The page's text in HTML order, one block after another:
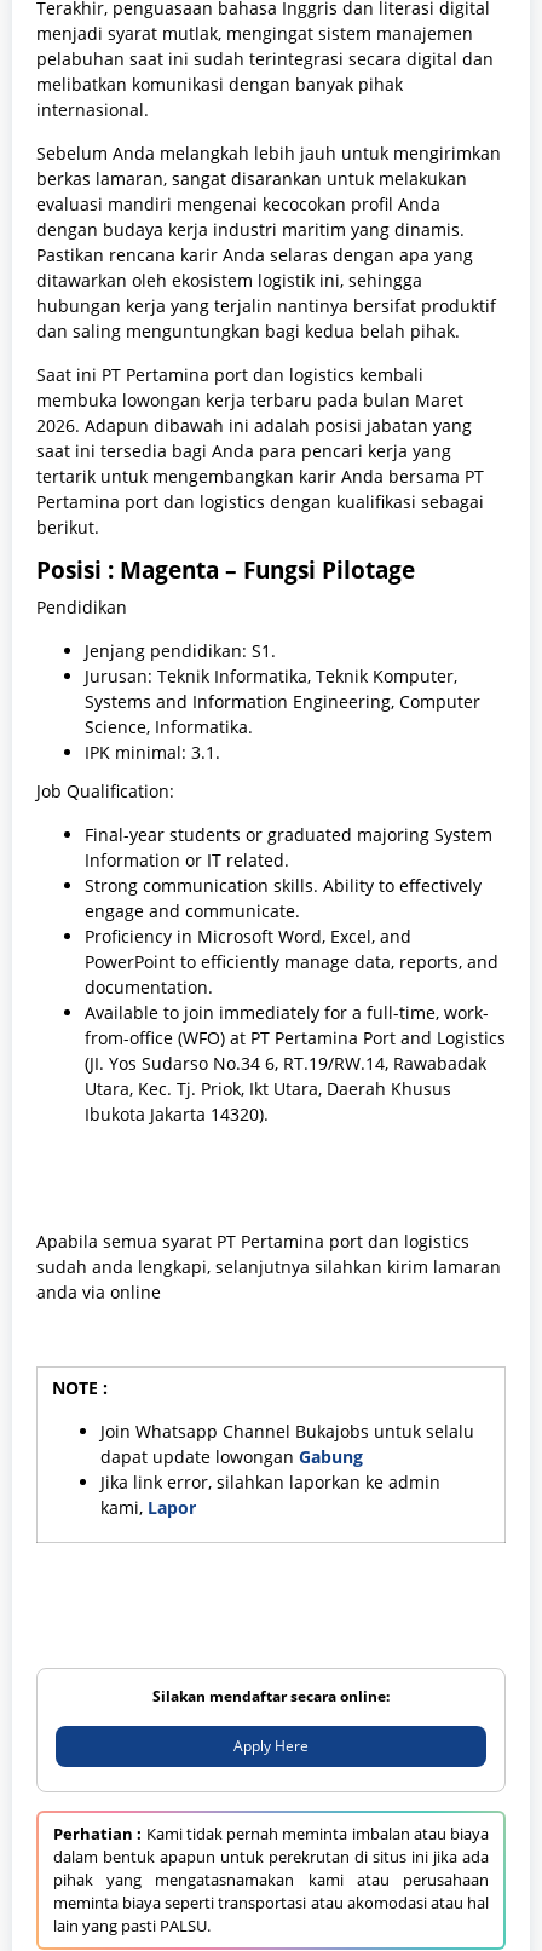
Terakhir, penguasaan bahasa Inggris dan literasi digital
menjadi syarat mutlak, mengingat sistem manajemen
pelabuhan saat ini sudah terintegrasi secara digital dan
melibatkan komunikasi dengan banyak pihak
internasional.
Sebelum Anda melangkah lebih jauh untuk mengirimkan
berkas lamaran, sangat disarankan untuk melakukan
evaluasi mandiri mengenai kecocokan profil Anda
dengan budaya kerja industri maritim yang dinamis.
Pastikan rencana karir Anda selaras dengan apa yang
ditawarkan oleh ekosistem logistik ini, sehingga
hubungan kerja yang terjalin nantinya bersifat produktif
dan saling menguntungkan bagi kedua belah pihak.
Saat ini PT Pertamina port dan logistics kembali
membuka lowongan kerja terbaru pada bulan Maret
2026. Adapun dibawah ini adalah posisi jabatan yang
saat ini tersedia bagi Anda para pencari kerja yang
tertarik untuk mengembangkan karir Anda bersama PT
Pertamina port dan logistics dengan kualifikasi sebagai
berikut.
Posisi : Magenta – Fungsi Pilotage
Pendidikan
Jenjang pendidikan: S1.
Jurusan: Teknik Informatika, Teknik Komputer,
Systems and Information Engineering, Computer
Science, Informatika.
IPK minimal: 3.1.
Job Qualification:
Final-year students or graduated majoring System
Information or IT related.
Strong communication skills. Ability to effectively
engage and communicate.
Proficiency in Microsoft Word, Excel, and
PowerPoint to efficiently manage data, reports, and
documentation.
Available to join immediately for a full-time, work-
from-office (WFO) at PT Pertamina Port and Logistics
(JI. Yos Sudarso No.34 6, RT.19/RW.14, Rawabadak
Utara, Kec. Tj. Priok, Ikt Utara, Daerah Khusus
Ibukota Jakarta 14320).
Apabila semua syarat PT Pertamina port dan logistics
sudah anda lengkapi, selanjutnya silahkan kirim lamaran
anda via online
NOTE :
Join Whatsapp Channel Bukajobs untuk selalu
dapat update lowongan Gabung
Jika link error, silahkan laporkan ke admin
kami, Lapor
Silakan mendaftar secara online:
Apply Here
Perhatian : Kami tidak pernah meminta imbalan atau biaya
dalam bentuk apapun untuk perekrutan di situs ini jika ada
pihak yang mengatasnamakan kami atau perusahaan
meminta biaya seperti transportasi atau akomodasi atau hal
lain yang pasti PALSU.